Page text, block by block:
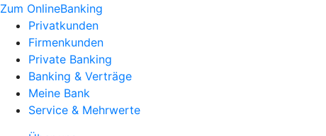
Zum OnlineBanking
Privatkunden
Firmenkunden
Private Banking
Banking & Verträge
Meine Bank
Service & Mehrwerte